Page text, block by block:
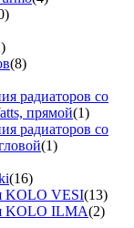
(8)
радиаторов со
прямой(1)
радиаторов со
(1)
(16)
KOLO VESI(13)
KOLO ILMA(2)